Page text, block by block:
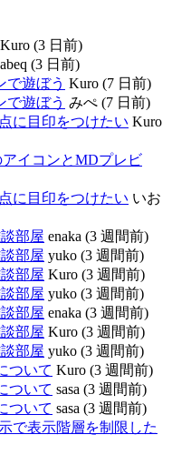
Kuro (3 日前)
abeq (3 日前)
で遊ぼう Kuro (7 日前)
で遊ぼう みぺ (7 日前)
に目印をつけたい Kuro
アイコンとMDプレビ
に目印をつけたい いお
部屋 enaka (3 週間前)
部屋 yuko (3 週間前)
部屋 Kuro (3 週間前)
部屋 yuko (3 週間前)
部屋 enaka (3 週間前)
部屋 Kuro (3 週間前)
部屋 yuko (3 週間前)
ついて Kuro (3 週間前)
ついて sasa (3 週間前)
ついて sasa (3 週間前)
で表示階層を制限した